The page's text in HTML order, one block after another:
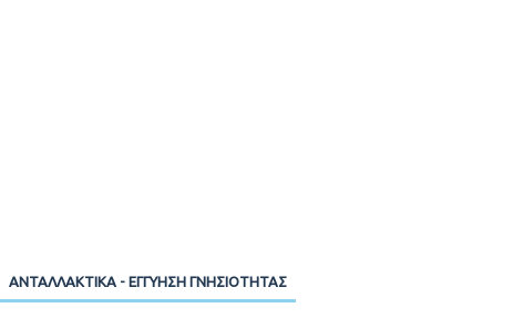
ΑΝΤΑΛΛΑΚΤΙΚΆ - ΕΓΓΎΗΣΗ ΓΝΗΣΙΌΤΗΤΑΣ